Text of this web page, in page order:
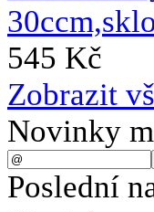
545 Kč
Zobrazit
Novinky
Poslední